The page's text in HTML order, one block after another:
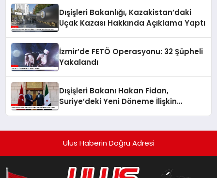
Dışişleri Bakanlığı, Kazakistan’daki
Uçak Kazası Hakkında Açıklama Yaptı
İzmir’de FETÖ Operasyonu: 32 Şüpheli
Yakalandı
Dışişleri Bakanı Hakan Fidan,
Suriye’deki Yeni Döneme İlişkin
Ulus Haberin Doğru Adresi